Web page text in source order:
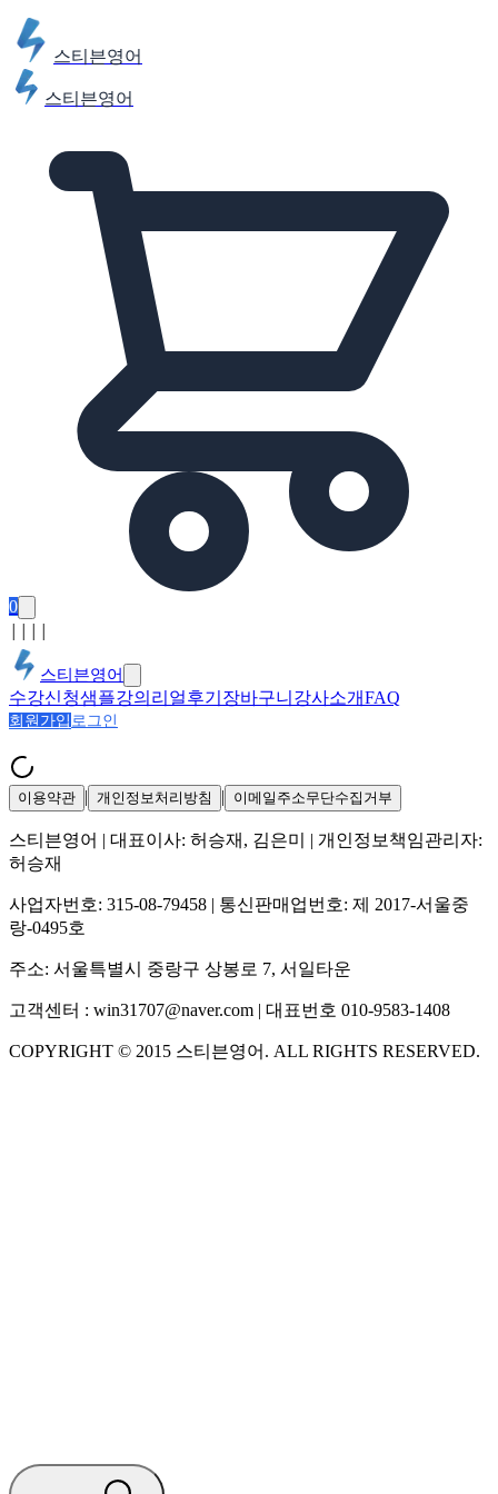
스티븐영어
스티븐영어
0
스티븐영어
수강신청샘플강의 리얼후기 장바구니 강사소개FAQ
회원가입 로그인
이용약관 | 개인정보처리방침 | 이메일주소무단수집거부
스티븐영어 | 대표이사: 허승재, 김은미
| 개인정보책임관리자:
허승재
사업자번호: 315-08-79458 | 통신판매업번호: 제 2017-서울중
랑-0495호
주소: 서울특별시 중랑구 상봉로 7, 서일타운
고객센터 : win31707@naver.com | 대표번호 010-9583-1408
COPYRIGHT © 2015 스티븐영어 . ALL RIGHTS RESERVED.